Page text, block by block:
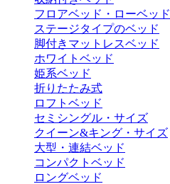
フロアベッド・ローベッド
ステージタイプのベッド
脚付きマットレスベッド
ホワイトベッド
姫系ベッド
折りたたみ式
ロフトベッド
セミシングル・サイズ
クイーン&キング・サイズ
大型・連結ベッド
コンパクトベッド
ロングベッド